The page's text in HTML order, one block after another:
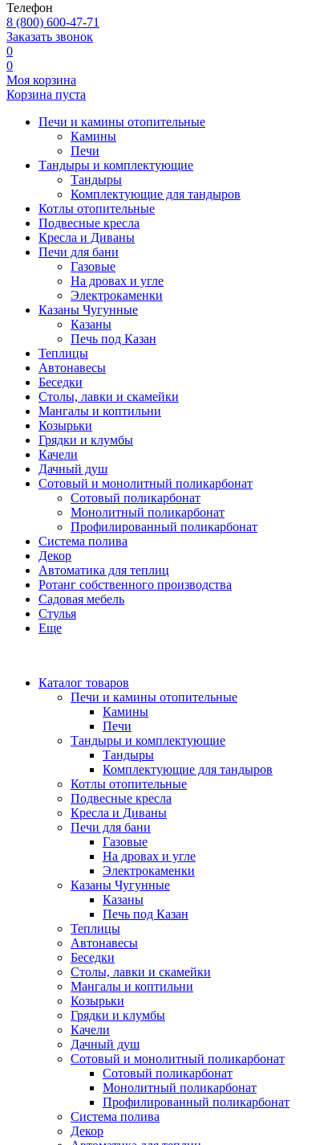
Телефон
8 (800) 600-47-71
Заказать звонок
0
0
Моя корзина
Корзина пуста
Печи и камины отопительные
Камины
Печи
Тандыры и комплектующие
Тандыры
Комплектующие для тандыров
Котлы отопительные
Подвесные кресла
Кресла и Диваны
Печи для бани
Газовые
На дровах и угле
Электрокаменки
Казаны Чугунные
Казаны
Печь под Казан
Теплицы
Автонавесы
Беседки
Столы, лавки и скамейки
Мангалы и коптильни
Козырьки
Грядки и клумбы
Качели
Дачный душ
Сотовый и монолитный поликарбонат
Сотовый поликарбонат
Монолитный поликарбонат
Профилированный поликарбонат
Система полива
Декор
Автоматика для теплиц
Ротанг собственного производства
Садовая мебель
Стулья
Еще
Каталог товаров
Печи и камины отопительные
Камины
Печи
Тандыры и комплектующие
Тандыры
Комплектующие для тандыров
Котлы отопительные
Подвесные кресла
Кресла и Диваны
Печи для бани
Газовые
На дровах и угле
Электрокаменки
Казаны Чугунные
Казаны
Печь под Казан
Теплицы
Автонавесы
Беседки
Столы, лавки и скамейки
Мангалы и коптильни
Козырьки
Грядки и клумбы
Качели
Дачный душ
Сотовый и монолитный поликарбонат
Сотовый поликарбонат
Монолитный поликарбонат
Профилированный поликарбонат
Система полива
Декор